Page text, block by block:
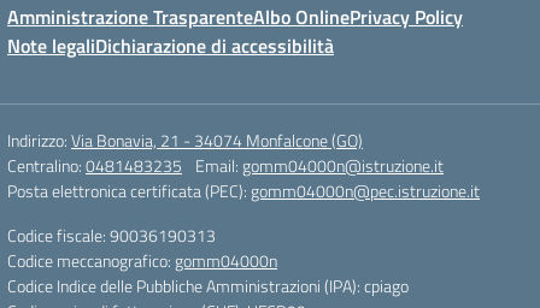
Amministrazione TrasparenteAlbo OnlinePrivacy Policy
Note legaliDichiarazione di accessibilità
Indirizzo:Via Bonavia, 21 - 34074 Monfalcone (GO)
Centralino:0481483235 Email: gomm04000n@istruzione.it
Posta elettronica certificata (PEC): gomm04000n@pec.istruzione.it
Codice fiscale: 90036190313
Codice meccanografico: gomm04000n
Codice Indice delle Pubbliche Amministrazioni (IPA): cpiago